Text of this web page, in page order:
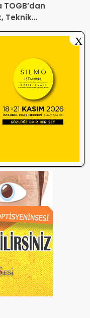
Teknik
Karar!
Yürütmeyi
Optik sektörü
Göz
Var?
Diyecek mi?
X